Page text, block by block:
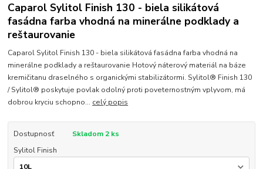
Caparol Sylitol Finish 130 - biela silikátová
fasádna farba vhodná na minerálne podklady a
reštaurovanie
Caparol Sylitol Finish 130 - biela silikátová fasádna farba vhodná na
minerálne podklady a reštaurovanie Hotový náterový materiál na báze
kremičitanu draselného s organickými stabilizátormi. Sylitol® Finish 130
/ Sylitol® poskytuje povlak odolný proti poveternostným vplyvom, má
dobrou kryciu schopno... celý popis
Dostupnosť
Skladom 2 ks
Sylitol Finish